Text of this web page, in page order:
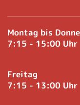
Montag bis
7:15 - 15:00 Uhr
Freitag
7:15 - 13:00 Uhr